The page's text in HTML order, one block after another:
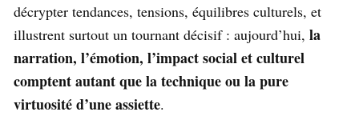
décrypter tendances, tensions, équilibres culturels, et
illustrent surtout un tournant décisif : aujourd’hui, la
narration, l’émotion, l’impact social et culturel
comptent autant que la technique ou la pure
virtuosité d’une assiette.